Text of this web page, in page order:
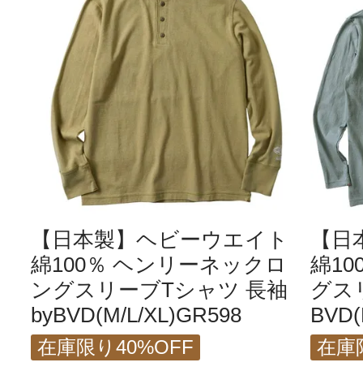
【日本製】ヘビーウエイト
綿100％ ヘンリーネックロ
ングスリーブTシャツ 長袖
byBVD(M/L/XL)GR598
在庫限り40%OFF
【
綿
グス
在庫